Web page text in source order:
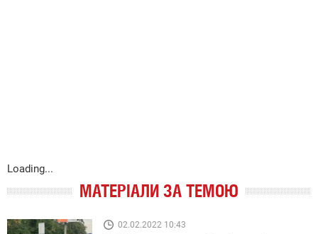
Loading...
МАТЕРІАЛИ ЗА ТЕМОЮ
02.02.2022 10:43